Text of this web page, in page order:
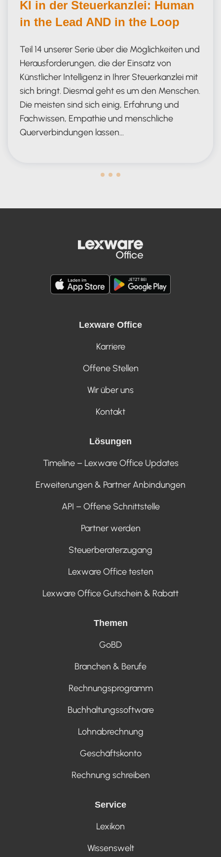
KI in der Steuerkanzlei: Human
in the Lead AND in the Loop
Teil 14 unserer Serie über die Möglichkeiten und
Herausforderungen, die der Einsatz von
Künstlicher Intelligenz in Ihrer Steuerkanzlei mit
sich bringt. Diesmal geht es um den Menschen.
Die meisten sind sich einig, Erfahrung und
Fachwissen, Empathie und menschliche
Querverbindungen lassen…
Lexware Office
Karriere
Offene Stellen
Wir über uns
Kontakt
Lösungen
Timeline – Lexware Office Updates
Erweiterungen & Partner Anbindungen
API – Offene Schnittstelle
Partner werden
Steuerberaterzugang
Lexware Office testen
Lexware Office Gutschein & Rabatt
Themen
GoBD
Branchen & Berufe
Rechnungsprogramm
Buchhaltungssoftware
Lohnabrechnung
Geschäftskonto
Rechnung schreiben
Service
Lexikon
Wissenswelt